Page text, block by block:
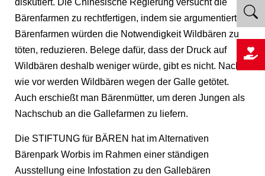
diskutiert. Die Chinesische Regierung versucht die
Bärenfarmen zu rechtfertigen, indem sie argumentiert,
Bärenfarmen würden die Notwendigkeit Wildbären zu
töten, reduzieren. Belege dafür, dass der Druck auf
Wildbären deshalb weniger würde, gibt es nicht. Nach
wie vor werden Wildbären wegen der Galle getötet.
Auch erschießt man Bärenmütter, um deren Jungen als
Nachschub an die Gallefarmen zu liefern.
Die STIFTUNG für BÄREN hat im Alternativen
Bärenpark Worbis im Rahmen einer ständigen
Ausstellung eine Infostation zu den Gallebären